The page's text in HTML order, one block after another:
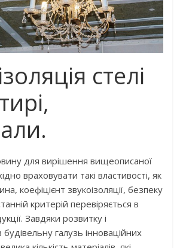
стелі
для вирішення вищеописаної
враховувати такі властивості, як
коефіцієнт звукоізоляції, безпеку
критерій перевіряється в
Завдяки розвитку і
галузь інноваційних